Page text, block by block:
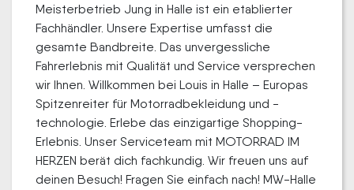
Meisterbetrieb Jung in Halle ist ein etablierter
Fachhändler. Unsere Expertise umfasst die
gesamte Bandbreite. Das unvergessliche
Fahrerlebnis mit Qualität und Service versprechen
wir Ihnen. Willkommen bei Louis in Halle – Europas
Spitzenreiter für Motorradbekleidung und -
technologie. Erlebe das einzigartige Shopping-
Erlebnis. Unser Serviceteam mit MOTORRAD IM
HERZEN berät dich fachkundig. Wir freuen uns auf
deinen Besuch! Fragen Sie einfach nach! MW-Halle